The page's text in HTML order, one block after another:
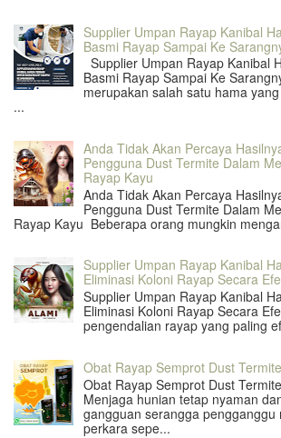
Supplier Umpan Rayap Kanibal
Basmi Rayap Sampai Ke
Supplier Umpan Rayap Kanibal
Basmi Rayap Sampai Ke
merupakan salah satu hama
...
Anda Tidak Akan Percaya
Pengguna Dust Termite Dalam
Rayap Kayu
Anda Tidak Akan Percaya
Pengguna Dust Termite Dalam
Rayap Kayu Beberapa orang mungkin
Supplier Umpan Rayap Kanibal
Eliminasi Koloni Rayap Secara
Supplier Umpan Rayap Kanibal
Eliminasi Koloni Rayap Secara
pengendalian rayap yang paling
Obat Rayap Semprot Dust
Obat Rayap Semprot Dust
Menjaga hunian tetap nyaman
gangguan serangga pengganggu
perkara sepe...